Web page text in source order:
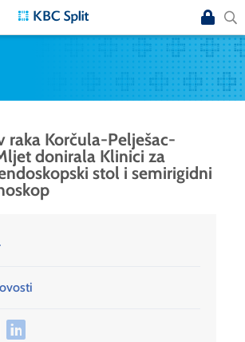
raka Korčula-Pelješac-
donirala Klinici za
stol i semirigidni